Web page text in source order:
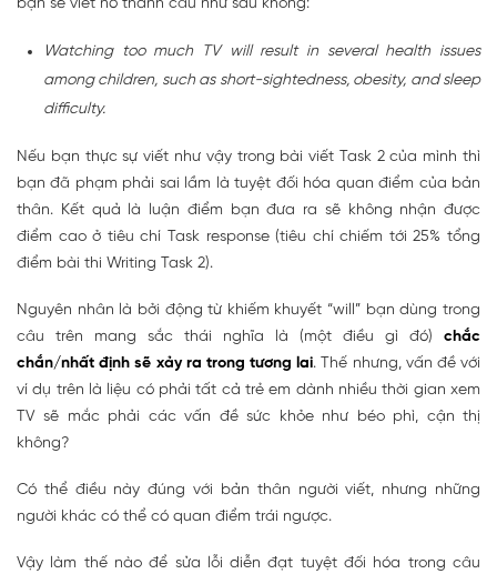
bạn sẽ viết nó thành câu như sau không:
Watching too much TV will result in several health issues
among children, such as short-sightedness, obesity, and sleep
difficulty.
Nếu bạn thực sự viết như vậy trong bài viết Task 2 của mình thì
bạn đã phạm phải sai lầm là tuyệt đối hóa quan điểm của bản
thân. Kết quả là luận điểm bạn đưa ra sẽ không nhận được
điểm cao ở tiêu chí Task response (tiêu chí chiếm tới 25% tổng
điểm bài thi Writing Task 2).
Nguyên nhân là bởi động từ khiếm khuyết “will” bạn dùng trong
câu trên mang sắc thái nghĩa là (một điều gì đó) chắc
chắn/nhất định sẽ xảy ra trong tương lai. Thế nhưng, vấn đề với
ví dụ trên là liệu có phải tất cả trẻ em dành nhiều thời gian xem
TV sẽ mắc phải các vấn đề sức khỏe như béo phì, cận thị
không?
Có thể điều này đúng với bản thân người viết, nhưng những
người khác có thể có quan điểm trái ngược.
Vậy làm thế nào để sửa lỗi diễn đạt tuyệt đối hóa trong câu